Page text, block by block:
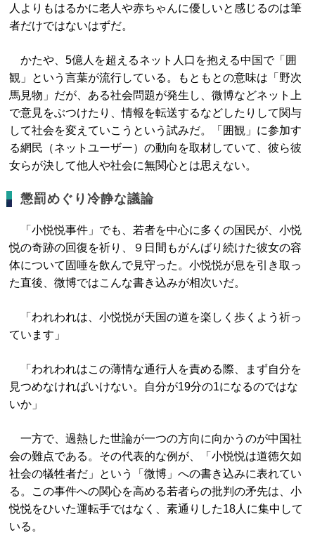
人よりもはるかに老人や赤ちゃんに優しいと感じるのは筆
者だけではないはずだ。
かたや、5億人を超えるネット人口を抱える中国で「囲
観」という言葉が流行している。もともとの意味は「野次
馬見物」だが、ある社会問題が発生し、微博などネット上
で意見をぶつけたり、情報を転送するなどしたりして関与
して社会を変えていこうという試みだ。「囲観」に参加す
る網民（ネットユーザー）の動向を取材していて、彼ら彼
女らが決して他人や社会に無関心とは思えない。
懲罰めぐり冷静な議論
「小悦悦事件」でも、若者を中心に多くの国民が、小悦
悦の奇跡の回復を祈り、９日間もがんばり続けた彼女の容
体について固唾を飲んで見守った。小悦悦が息を引き取っ
た直後、微博ではこんな書き込みが相次いだ。
「われわれは、小悦悦が天国の道を楽しく歩くよう祈っ
ています」
「われわれはこの薄情な通行人を責める際、まず自分を
見つめなければいけない。自分が19分の1になるのではな
いか」
一方で、過熱した世論が一つの方向に向かうのが中国社
会の難点である。その代表的な例が、「小悦悦は道徳欠如
社会の犠牲者だ」という「微博」への書き込みに表れてい
る。この事件への関心を高める若者らの批判の矛先は、小
悦悦をひいた運転手ではなく、素通りした18人に集中して
いる。